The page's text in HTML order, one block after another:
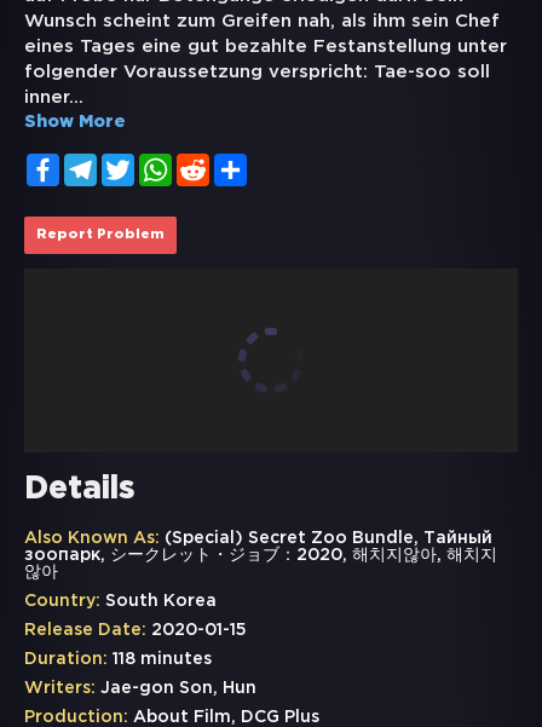
Wunsch scheint zum Greifen nah, als ihm sein Chef
eines Tages eine gut bezahlte Festanstellung unter
folgender Voraussetzung verspricht: Tae-soo soll
inner...
Show More
FacebookTelegramTwitterWhatsApp
Reddit
Report Problem
Details
Also Known As: (Special) Secret Zoo Bundle, Тайный
зоопарк, シークレット・ジョブ：2020, 해치지않아, 해치지
않아
Country: South Korea
Release Date: 2020-01-15
Duration: 118 minutes
Writers: Jae-gon Son, Hun
Production: About Film, DCG Plus